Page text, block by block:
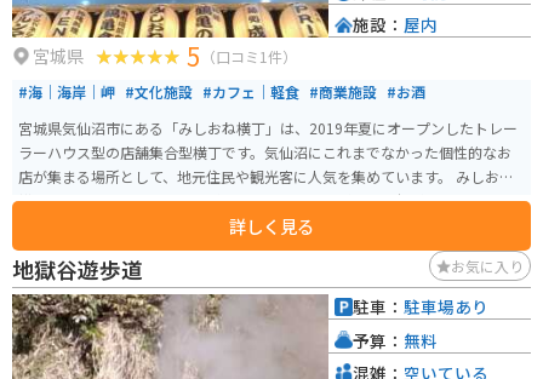
宮城県 5 （口コミ1件）
#海｜海岸｜岬 #文化施設 #カフェ｜軽食 #商業施設 #お酒
宮城県気仙沼市にある「みしおね横丁」は、2019年夏にオープンしたトレー
ラーハウス型の店舗集合型横丁です。気仙沼にこれまでなかった個性的なお
店が集まる場所として、地元住民や観光客に人気を集めています。 みしおね
横丁には、バー、メキシカン料理、インドネシア料理、沖縄料理、ラーメ
ン、朝食を提供する店舗など、多様なグルメスポットが揃っています。気仙沼
魚市場の近くに位置し、漁港としての気仙沼市の魅力を感じることができる
スポットです。各店舗の営業時間や休業日は異なるため、訪問前に確認する
ことをおすすめします。
詳しく見る
施設： 屋内
地獄谷遊歩道 お気に入り
駐車： 駐車場あり
予算： 無料
混雑： 空いている